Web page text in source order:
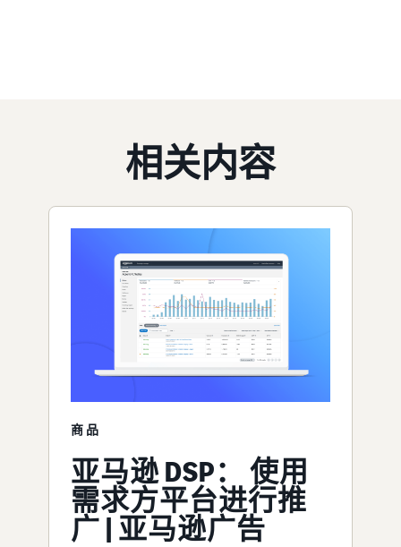
相关内容
商品
亚马逊 DSP： 使用
需求方平台进行推
广 | 亚马逊广告